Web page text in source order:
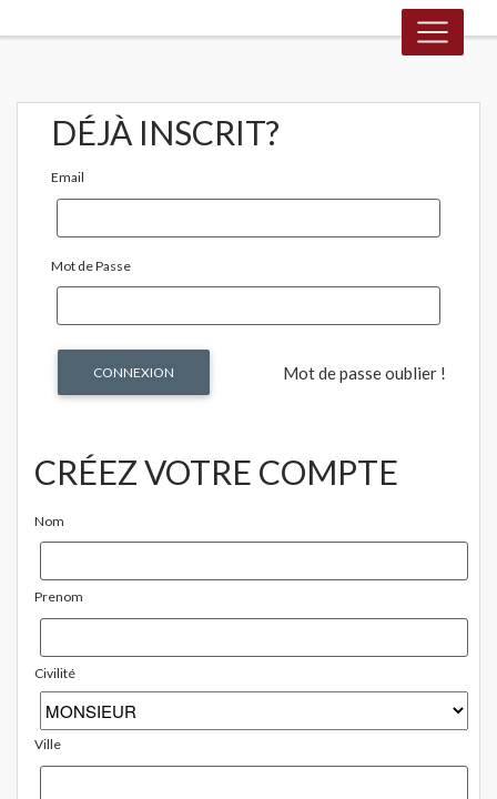
DÉJÀ INSCRIT?
Email
Mot de Passe
Mot de passe oublier !
CRÉEZ VOTRE COMPTE
Nom
Prenom
Civilité
Ville